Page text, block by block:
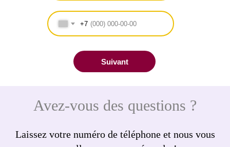
+7
Suivant
Avez-vous des questions ?
Laissez votre numéro de téléphone et nous vous